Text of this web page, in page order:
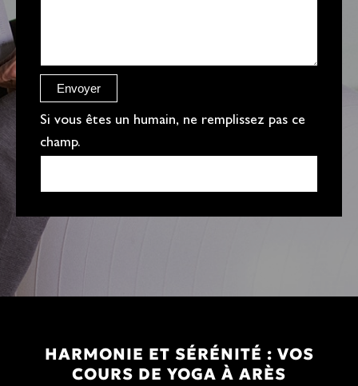
e
f
Envoyer
Si vous êtes un humain, ne remplissez pas ce
champ.
HARMONIE ET SÉRÉNITÉ : VOS
COURS DE YOGA À ARÈS